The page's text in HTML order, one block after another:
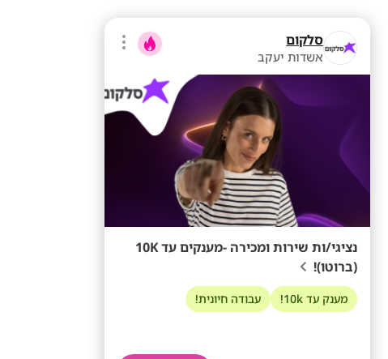
סלקום
אשדות יעקב
נציגי/ות שירות ומכירה -מענקים עד 10K
(ברוטו)!
מענק עד 10k! עבודה חיונית!